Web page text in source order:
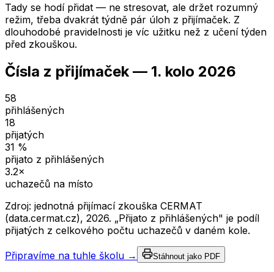
Tady se hodí přidat — ne stresovat, ale držet rozumný
režim, třeba dvakrát týdně pár úloh z přijímaček. Z
dlouhodobé pravidelnosti je víc užitku než z učení týden
před zkouškou.
Čísla z přijímaček — 1. kolo 2026
58
přihlášených
18
přijatých
31 %
přijato z přihlášených
3.2×
uchazečů na místo
Zdroj: jednotná přijímací zkouška CERMAT
(data.cermat.cz), 2026. „Přijato z přihlášených" je podíl
přijatých z celkového počtu uchazečů v daném kole.
Připravíme na tuhle školu → Stáhnout jako PDF